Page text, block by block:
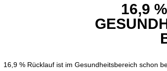
16,9
16,9 % Rücklauf ist im Gesundheitsbereich schon